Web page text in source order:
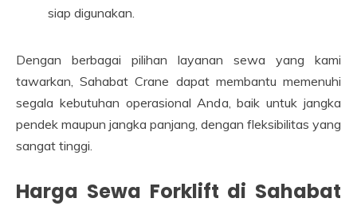
siap digunakan.
Dengan berbagai pilihan layanan sewa yang kami
tawarkan, Sahabat Crane dapat membantu memenuhi
segala kebutuhan operasional Anda, baik untuk jangka
pendek maupun jangka panjang, dengan fleksibilitas yang
sangat tinggi.
Harga Sewa Forklift di Sahabat